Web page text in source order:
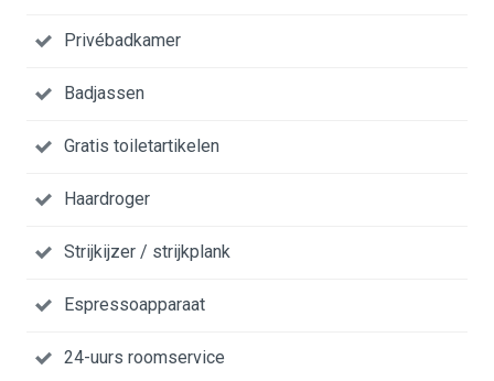
Privébadkamer
Badjassen
Gratis toiletartikelen
Haardroger
Strijkijzer / strijkplank
Espressoapparaat
24-uurs roomservice